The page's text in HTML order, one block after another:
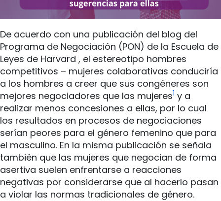
De acuerdo con una publicación del blog del
Programa de Negociación (PON) de la Escuela de
Leyes de Harvard , el estereotipo hombres
competitivos – mujeres colaborativas conduciría
a los hombres a creer que sus congéneres son
mejores negociadores que las mujeres1 y a
realizar menos concesiones a ellas, por lo cual
los resultados en procesos de negociaciones
serían peores para el género femenino que para
el masculino. En la misma publicación se señala
también que las mujeres que negocian de forma
asertiva suelen enfrentarse a reacciones
negativas por considerarse que al hacerlo pasan
a violar las normas tradicionales de género.